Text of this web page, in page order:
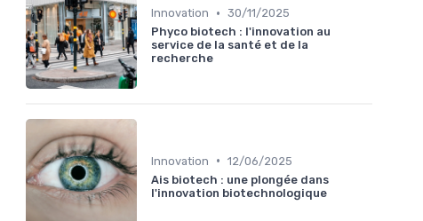
Innovation • 30/11/2025
Phyco biotech : l'innovation au
service de la santé et de la
recherche
Innovation • 12/06/2025
Ais biotech : une plongée dans
l'innovation biotechnologique